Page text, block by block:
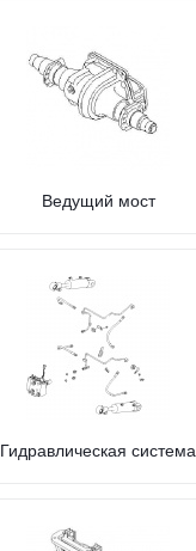
Ведущий мост
Гидравлическая система